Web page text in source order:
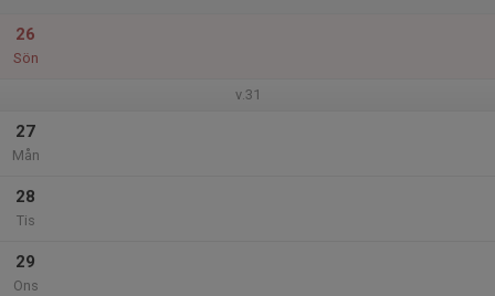
26
Sön
v.31
27
Mån
28
Tis
29
Ons